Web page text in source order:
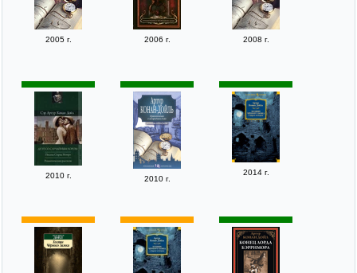
2005 г. 2006 г. 2008 г.
2010 г. 2010 г.
2014 г.